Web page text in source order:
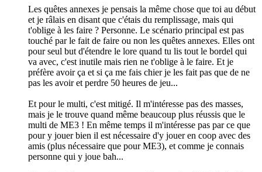
Les quêtes annexes je pensais la même chose que toi au début
et je râlais en disant que c'étais du remplissage, mais qui
t'oblige à les faire ? Personne. Le scénario principal est pas
touché par le fait de faire ou non les quêtes annexes. Elles ont
pour seul but d'étendre le lore quand tu lis tout le bordel qui
va avec, c'est inutile mais rien ne t'oblige à le faire. Et je
préfère avoir ça et si ça me fais chier je les fait pas que de ne
pas les avoir et perdre 50 heures de jeu...
Et pour le multi, c'est mitigé. Il m'intéresse pas des masses,
mais je le trouve quand même beaucoup plus réussis que le
multi de ME3 ! En même temps il m'intéresse pas par ce que
pour y jouer bien il est nécessaire d'y jouer en coop avec des
amis (plus nécessaire que pour ME3), et comme je connais
personne qui y joue bah...